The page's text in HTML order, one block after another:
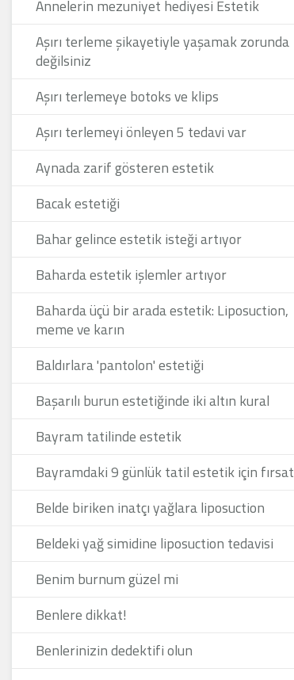
Annelerin mezuniyet hediyesi Estetik
Aşırı terleme şikayetiyle yaşamak zorunda
değilsiniz
Aşırı terlemeye botoks ve klips
Aşırı terlemeyi önleyen 5 tedavi var
Aynada zarif gösteren estetik
Bacak estetiği
Bahar gelince estetik isteği artıyor
Baharda estetik işlemler artıyor
Baharda üçü bir arada estetik: Liposuction,
meme ve karın
Baldırlara 'pantolon' estetiği
Başarılı burun estetiğinde iki altın kural
Bayram tatilinde estetik
Bayramdaki 9 günlük tatil estetik için fırsat
Belde biriken inatçı yağlara liposuction
Beldeki yağ simidine liposuction tedavisi
Benim burnum güzel mi
Benlere dikkat!
Benlerinizin dedektifi olun